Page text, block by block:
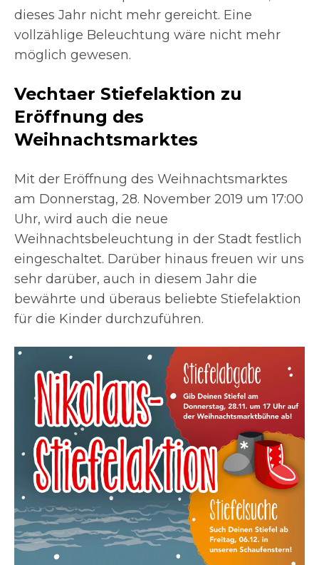
dieses Jahr nicht mehr gereicht. Eine
vollzählige Beleuchtung wäre nicht mehr
möglich gewesen.
Vechtaer Stiefelaktion zu
Eröffnung des
Weihnachtsmarktes
Mit der Eröffnung des Weihnachtsmarktes
am Donnerstag, 28. November 2019 um 17:00
Uhr, wird auch die neue
Weihnachtsbeleuchtung in der Stadt festlich
eingeschaltet. Darüber hinaus freuen wir uns
sehr darüber, auch in diesem Jahr die
bewährte und überaus beliebte Stiefelaktion
für die Kinder durchzuführen.